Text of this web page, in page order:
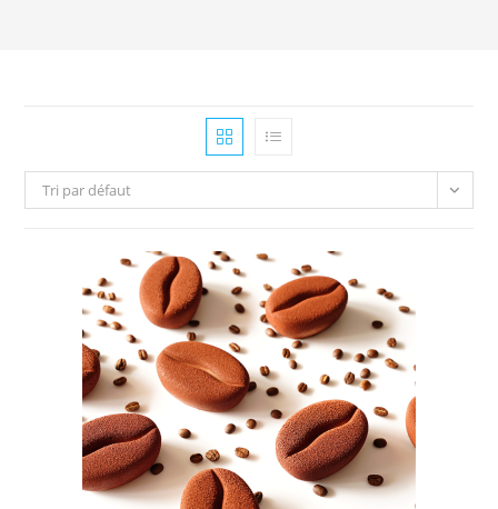
Tri par défaut